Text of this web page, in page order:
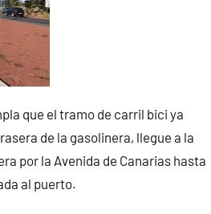
que el tramo de carril bici ya
de la gasolinera, llegue a la
por la Avenida de Canarias hasta
al puerto.